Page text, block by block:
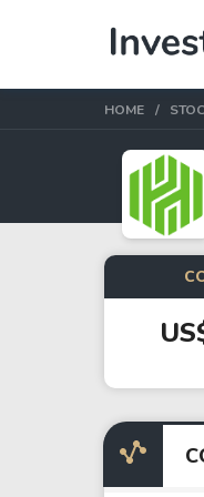
Índice
Ibovespa
Ambev
HOME